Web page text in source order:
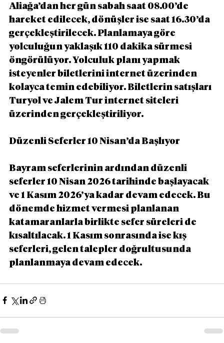
Aliağa’dan her gün sabah saat 08.00’de
hareket edilecek, dönüşler ise saat 16.30’da
gerçekleştirilecek. Planlamaya göre
yolculuğun yaklaşık 110 dakika sürmesi
öngörülüyor. Yolculuk planı yapmak
isteyenler biletlerini internet üzerinden
kolayca temin edebiliyor. Biletlerin satışları
Turyol ve Jalem Tur internet siteleri
üzerinden gerçekleştiriliyor.
Düzenli Seferler 10 Nisan’da Başlıyor
Bayram seferlerinin ardından düzenli
seferler 10 Nisan 2026 tarihinde başlayacak
ve 1 Kasım 2026’ya kadar devam edecek. Bu
dönemde hizmet vermesi planlanan
katamaranlarla birlikte sefer süreleri de
kısaltılacak. 1 Kasım sonrasında ise kış
seferleri, gelen talepler doğrultusunda
planlanmaya devam edecek.